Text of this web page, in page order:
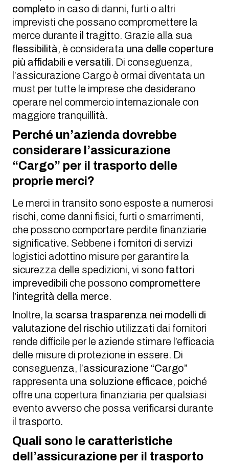
completo in caso di danni, furti o altri
imprevisti che possano compromettere la
merce durante il tragitto. Grazie alla sua
flessibilità, è considerata una delle coperture
più affidabili e versatili. Di conseguenza,
l’assicurazione Cargo è ormai diventata un
must per tutte le imprese che desiderano
operare nel commercio internazionale con
maggiore tranquillità.
Perché un’azienda dovrebbe
considerare l’assicurazione
“Cargo” per il trasporto delle
proprie merci?
Le merci in transito sono esposte a numerosi
rischi, come danni fisici, furti o smarrimenti,
che possono comportare perdite finanziarie
significative. Sebbene i fornitori di servizi
logistici adottino misure per garantire la
sicurezza delle spedizioni, vi sono fattori
imprevedibili che possono compromettere
l’integrità della merce.
Inoltre, la scarsa trasparenza nei modelli di
valutazione del rischio utilizzati dai fornitori
rende difficile per le aziende stimare l’efficacia
delle misure di protezione in essere. Di
conseguenza, l’assicurazione “Cargo”
rappresenta una soluzione efficace, poiché
offre una copertura finanziaria per qualsiasi
evento avverso che possa verificarsi durante
il trasporto.
Quali sono le caratteristiche
dell’assicurazione per il trasporto